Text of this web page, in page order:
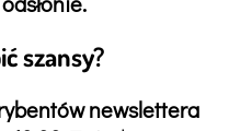
szansy?
newslettera